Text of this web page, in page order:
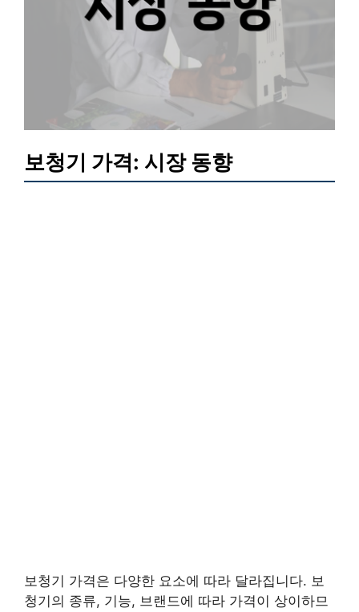
보청기 가격: 시장 동향
보청기 가격은 다양한 요소에 따라 달라집니다. 보
청기의 종류, 기능, 브랜드에 따라 가격이 상이하므